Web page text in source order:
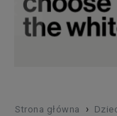
Strona główna ›